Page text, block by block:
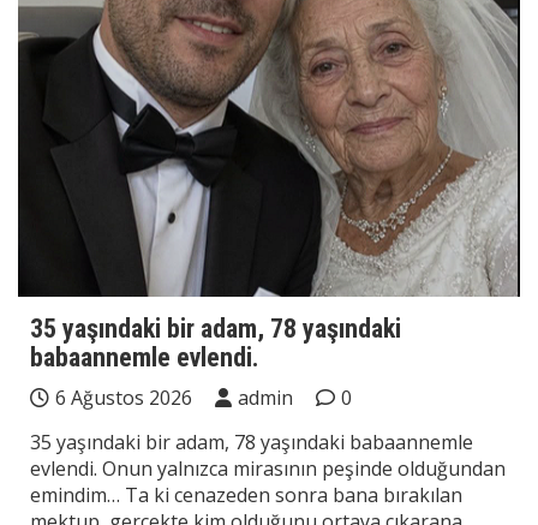
35 yaşındaki bir adam, 78 yaşındaki
babaannemle evlendi.
6 Ağustos 2026 admin
0
35 yaşındaki bir adam, 78 yaşındaki babaannemle
evlendi. Onun yalnızca mirasının peşinde olduğundan
emindim… Ta ki cenazeden sonra bana bırakılan